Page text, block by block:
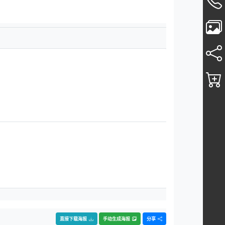
直接下载海报 手动生成海报 分享